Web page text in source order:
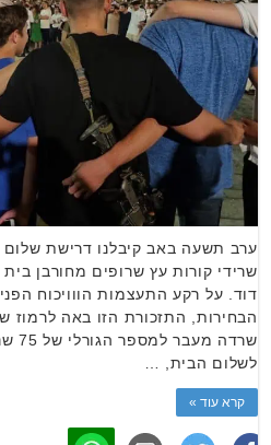
ערב תשעה באב קיבלנו דרישת שלום
שרידי קורות עץ שרופים מחורבן
דוד. על רקע התעצמות הווויכוח
הבחירות, התזכורת הזו באה
שרדה
לשלום הבית, …
קרא עוד »